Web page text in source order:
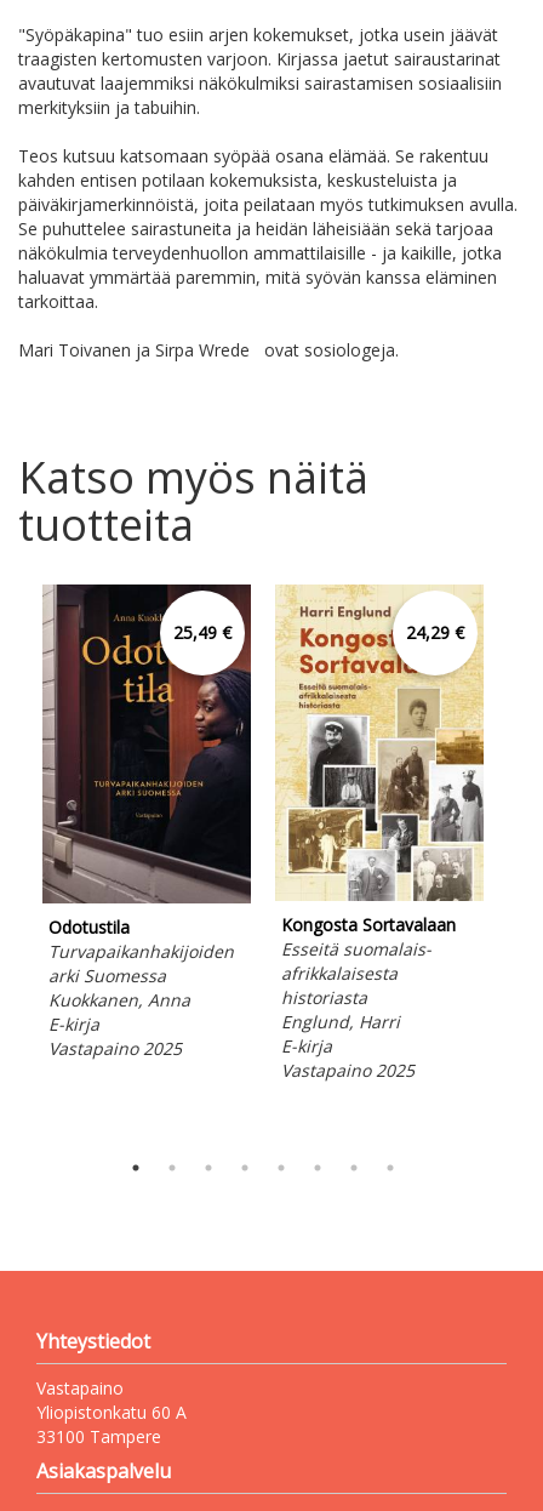
"Syöpäkapina" tuo esiin arjen kokemukset, jotka usein jäävät
traagisten kertomusten varjoon. Kirjassa jaetut sairaustarinat
avautuvat laajemmiksi näkökulmiksi sairastamisen sosiaalisiin
merkityksiin ja tabuihin.
Teos kutsuu katsomaan syöpää osana elämää. Se rakentuu
kahden entisen potilaan kokemuksista, keskusteluista ja
päiväkirjamerkinnöistä, joita peilataan myös tutkimuksen avulla.
Se puhuttelee sairastuneita ja heidän läheisiään sekä tarjoaa
näkökulmia terveydenhuollon ammattilaisille - ja kaikille, jotka
haluavat ymmärtää paremmin, mitä syövän kanssa eläminen
tarkoittaa.
Mari Toivanen ja Sirpa Wrede ovat sosiologeja.
Katso myös näitä
tuotteita
25,49 €
Odotustila
Turvapaikanhakijoiden
arki Suomessa
Kuokkanen, Anna
E-kirja
Vastapaino 2025
24,29 €
Kongosta Sortavalaan
Esseitä suomalais-
afrikkalaisesta
historiasta
Englund, Harri
E-kirja
Vastapaino 2025
Yhteystiedot
Vastapaino
Yliopistonkatu 60 A
33100 Tampere
Asiakaspalvelu